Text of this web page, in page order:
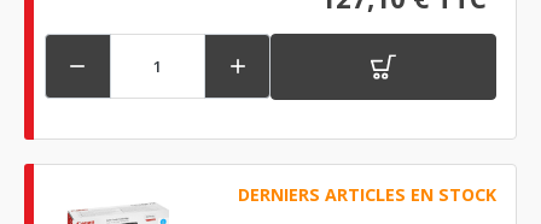
 
DERNIERS ARTICLES EN STOCK